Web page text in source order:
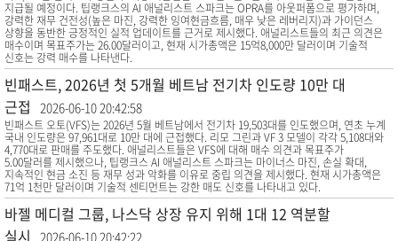
지급될 예정이다. 팁랭크스의 AI 애널리스트 스파크는 OPRA를 아웃퍼폼으로 평가하며,
강력한 재무 건전성(높은 마진, 강력한 잉여현금흐름, 매우 낮은 레버리지)과 가이던스
상향을 동반한 긍정적인 실적 업데이트를 근거로 제시했다. 애널리스트들의 최근 의견은
매수이며 목표주가는 26.00달러이고, 현재 시가총액은 15억8,000만 달러이며 기술적
신호는 강력 매수를 나타낸다.
빈패스트, 2026년 첫 5개월 베트남 전기차 인도량 10만 대
근접
2026-06-10 20:42:58
빈패스트 오토(VFS)는 2026년 5월 베트남에서 전기차 19,503대를 인도했으며, 연초 누계
국내 인도량은 97,961대로 10만 대에 근접했다. 리모 그린과 VF 3 모델이 각각 5,108대와
4,770대로 판매를 주도했다. 애널리스트들은 VFS에 대해 매수 의견과 목표주가
5.00달러를 제시했으나, 팁랭크스 AI 애널리스트 스파크는 마이너스 마진, 손실 확대,
지속적인 현금 소진 등 재무 성과 악화를 이유로 중립 의견을 제시했다. 현재 시가총액은
71억 1천만 달러이며 기술적 센티먼트는 강한 매도 신호를 나타내고 있다.
바젤 메디컬 그룹, 나스닥 상장 유지 위해 1대 12 역분할
실시
2026-06-10 20:42:22